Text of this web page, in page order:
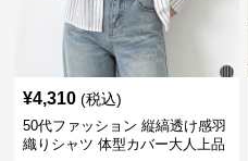
¥4,310 (税込)
50代ファッション 縦縞透け感羽
織りシャツ 体型カバー大人上品